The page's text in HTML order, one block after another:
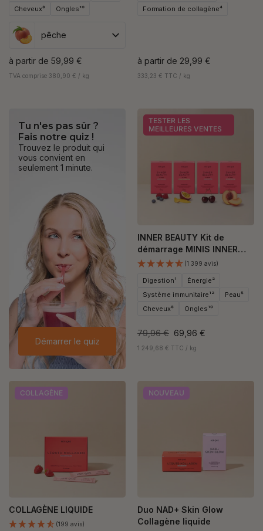
Cheveux⁸
Ongles¹⁰
pêche
à partir de 59,99 €
TVA comprise 380,90 € / kg
Formation de collagène⁴
à partir de 29,99 €
333,23 € TTC / kg
Tu n'es pas sûr ?
Fais notre quiz !
Trouvez le produit qui
vous convient en
seulement 1 minute.
Démarrer le quiz
TESTER LES
MEILLEURES VENTES
INNER BEAUTY Kit de
démarrage MINIS INNER
BEAUTY
(1 399 avis)
Digestion¹
Énergie²
Système immunitaire¹²
Peau⁵
Cheveux⁸
Ongles¹⁰
79,96 € 69,96 €
1 249,68 € TTC / kg
COLLAGÈNE
COLLAGÈNE LIQUIDE
(199 avis)
NOUVEAU
Duo NAD+ Skin Glow
Collagène liquide